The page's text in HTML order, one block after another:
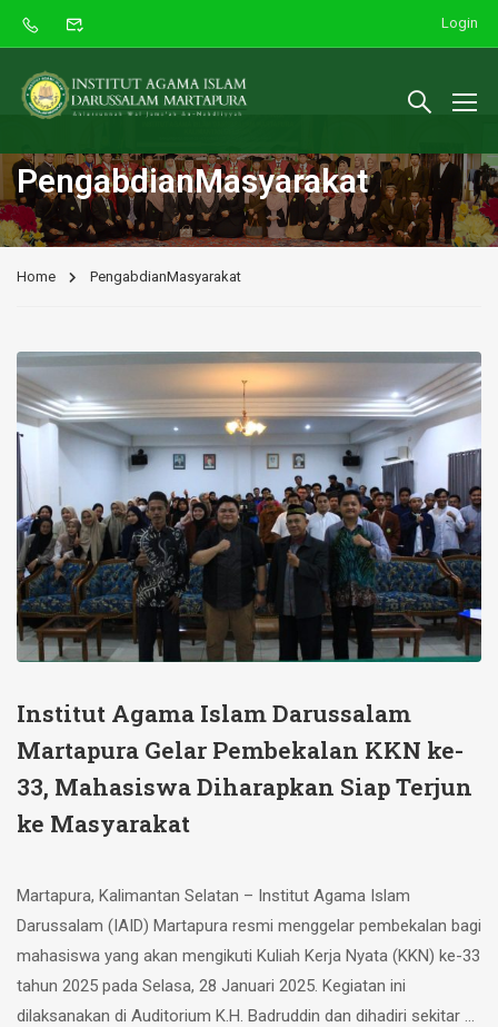
Login
PengabdianMasyarakat
Home PengabdianMasyarakat
Institut Agama Islam Darussalam
Martapura Gelar Pembekalan KKN ke-
33, Mahasiswa Diharapkan Siap Terjun
ke Masyarakat
Martapura, Kalimantan Selatan – Institut Agama Islam
Darussalam (IAID) Martapura resmi menggelar pembekalan bagi
mahasiswa yang akan mengikuti Kuliah Kerja Nyata (KKN) ke-33
tahun 2025 pada Selasa, 28 Januari 2025. Kegiatan ini
dilaksanakan di Auditorium K.H. Badruddin dan dihadiri sekitar …